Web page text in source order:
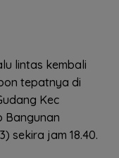
lintas kembali
tepatnya di
Kec
Bangunan
sekira jam 18.40.